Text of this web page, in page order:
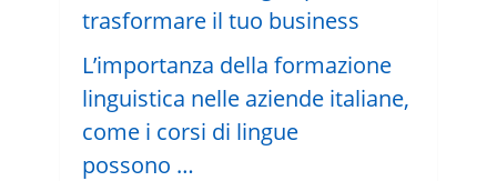
L’importanza della formazione
linguistica nelle aziende italiane,
come i corsi di lingue
possono …